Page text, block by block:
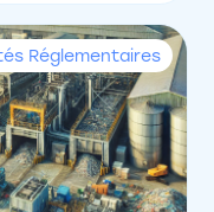
Réglementaires